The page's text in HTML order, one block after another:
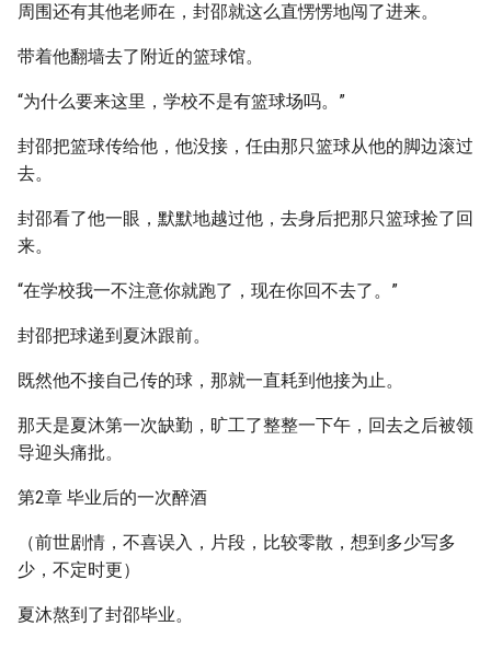
周围还有其他老师在，封邵就这么直愣愣地闯了进来。
带着他翻墙去了附近的篮球馆。
“为什么要来这里，学校不是有篮球场吗。”
封邵把篮球传给他，他没接，任由那只篮球从他的脚边滚过
去。
封邵看了他一眼，默默地越过他，去身后把那只篮球捡了回
来。
“在学校我一不注意你就跑了，现在你回不去了。”
封邵把球递到夏沐跟前。
既然他不接自己传的球，那就一直耗到他接为止。
那天是夏沐第一次缺勤，旷工了整整一下午，回去之后被领
导迎头痛批。
第2章 毕业后的一次醉酒
（前世剧情，不喜误入，片段，比较零散，想到多少写多
少，不定时更）
夏沐熬到了封邵毕业。